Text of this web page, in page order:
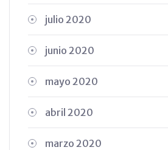
julio 2020
junio 2020
mayo 2020
abril 2020
marzo 2020